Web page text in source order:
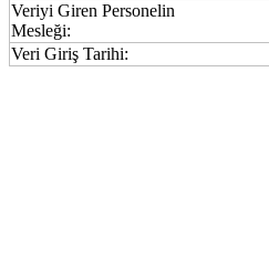
Veriyi Giren Personelin
Mesleği:
Veri Giriş Tarihi: